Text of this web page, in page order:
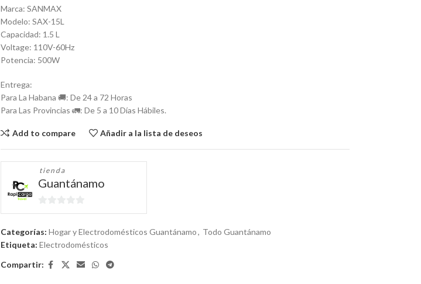
Marca: SANMAX
Modelo: SAX-15L
Capacidad: 1.5 L
Voltage: 110V-60Hz
Potencia: 500W
Entrega:
Para La Habana 🚚: De 24 a 72 Horas
Para Las Provincias 🚛: De 5 a 10 Días Hábiles.
Add to compare Añadir a la lista de deseos
tienda
Guantánamo
0
Categorías: Hogar y Electrodomésticos Guantánamo, Todo Guantánamo
Etiqueta: Electrodomésticos
Compartir: